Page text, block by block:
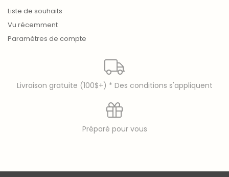
Liste de souhaits
Vu récemment
Paramètres de compte
Livraison gratuite (100$+) * Des conditions s'appliquent
Préparé pour vous